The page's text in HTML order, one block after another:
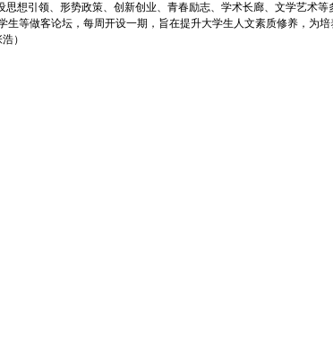
想引领、形势政策、创新创业、青春励志、学术长廊、文学艺术等
等做客论坛，每周开设一期，旨在提升大学生人文素质修养，为培
）